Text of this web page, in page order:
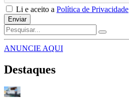
Li e aceito a Política de Privacidade
Enviar
ANUNCIE AQUI
Destaques